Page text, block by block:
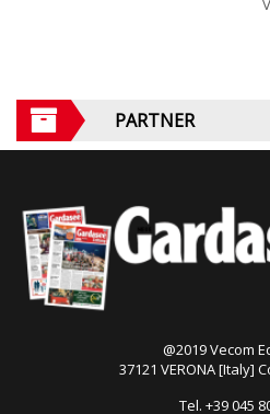
PARTNER
@2019 Vecom
37121 VERONA [Italy]
Tel. +39 045